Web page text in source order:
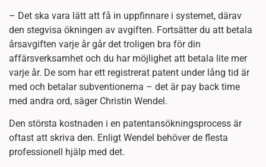
– Det ska vara lätt att få in uppfinnare i systemet, därav
den stegvisa ökningen av avgiften. Fortsätter du att betala
årsavgiften varje år går det troligen bra för din
affärsverksamhet och du har möjlighet att betala lite mer
varje år. De som har ett registrerat patent under lång tid är
med och betalar subventionerna – det är pay back time
med andra ord, säger Christin Wendel.
Den största kostnaden i en patentansökningsprocess är
oftast att skriva den. Enligt Wendel behöver de flesta
professionell hjälp med det.